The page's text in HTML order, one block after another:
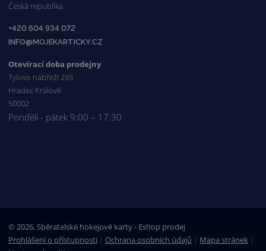
Česká republika
+420 604 934 072
INFO@MOJEKARTICKY.CZ
Otevírací doba prodejny
Tylovo nábřeží 293
Hradec Králové
50002
Pondělí - pátek 9:00 – 17:30
© 2026, Sběratelské hokejové karty - Eshop prodej
Prohlášení o přístupnosti |Ochrana osobních údajů | Mapa stránek |